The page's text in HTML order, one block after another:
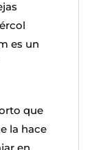
es un
que
la hace